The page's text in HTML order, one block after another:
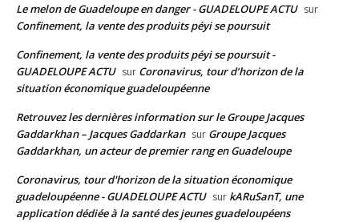
Le melon de Guadeloupe en danger - GUADELOUPE ACTU sur
Confinement, la vente des produits péyi se poursuit
Confinement, la vente des produits péyi se poursuit -
GUADELOUPE ACTU sur Coronavirus, tour d’horizon de la
situation économique guadeloupéenne
Retrouvez les dernières information sur le Groupe Jacques
Gaddarkhan – Jacques Gaddarkan sur Groupe Jacques
Gaddarkhan, un acteur de premier rang en Guadeloupe
Coronavirus, tour d'horizon de la situation économique
guadeloupéenne - GUADELOUPE ACTU sur kARuSanT, une
application dédiée à la santé des jeunes guadeloupéens